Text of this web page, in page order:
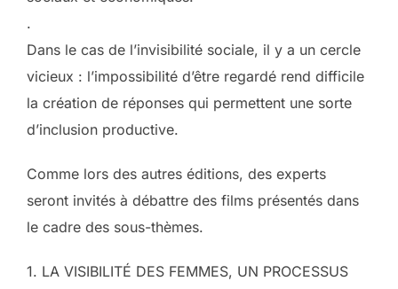
.
Dans le cas de l’invisibilité sociale, il y a un cercle
vicieux : l’impossibilité d’être regardé rend difficile
la création de réponses qui permettent une sorte
d’inclusion productive.
Comme lors des autres éditions, des experts
seront invités à débattre des films présentés dans
le cadre des sous-thèmes.
1. LA VISIBILITÉ DES FEMMES, UN PROCESSUS